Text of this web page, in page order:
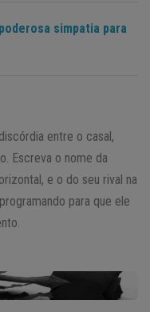
simpatia para
entre o casal,
Escreva o nome da
e o do seu rival na
para que ele